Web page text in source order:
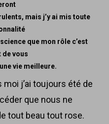
mais j’y ai mis toute
que mon rôle c’est
de vous
vie meilleure.
j’ai toujours été de
que nous ne
tout beau tout rose.